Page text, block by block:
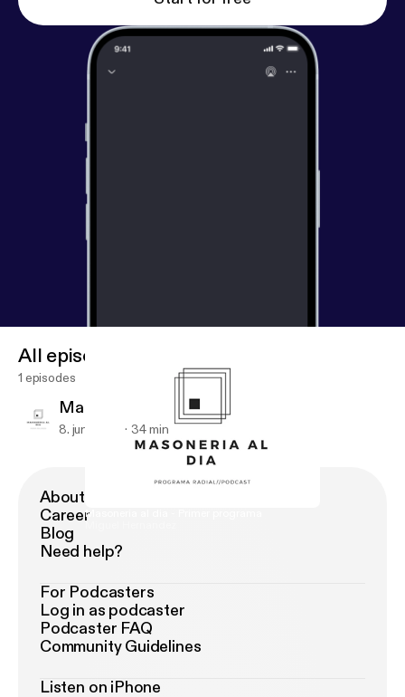
Masoneria al dia - Primer programa
All episodes
1 episodes
Masoneria al dia - Primer programa
8. juni 2019 34 min
About Podimo
Career
Blog
Need help?
For Podcasters
Log in as podcaster
Podcaster FAQ
Community Guidelines
Listen on iPhone